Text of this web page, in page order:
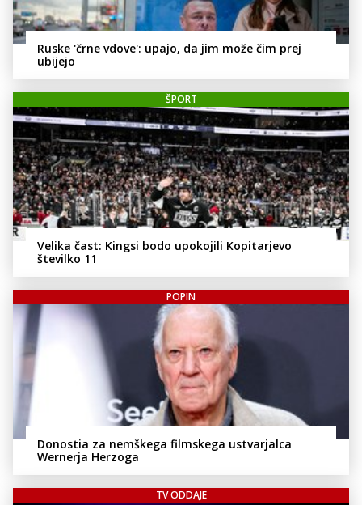
Ruske 'črne vdove': upajo, da jim može čim prej
ubijejo
ŠPORT
Velika čast: Kingsi bodo upokojili Kopitarjevo
številko 11
POPIN
Donostia za nemškega filmskega ustvarjalca
Wernerja Herzoga
TV ODDAJE